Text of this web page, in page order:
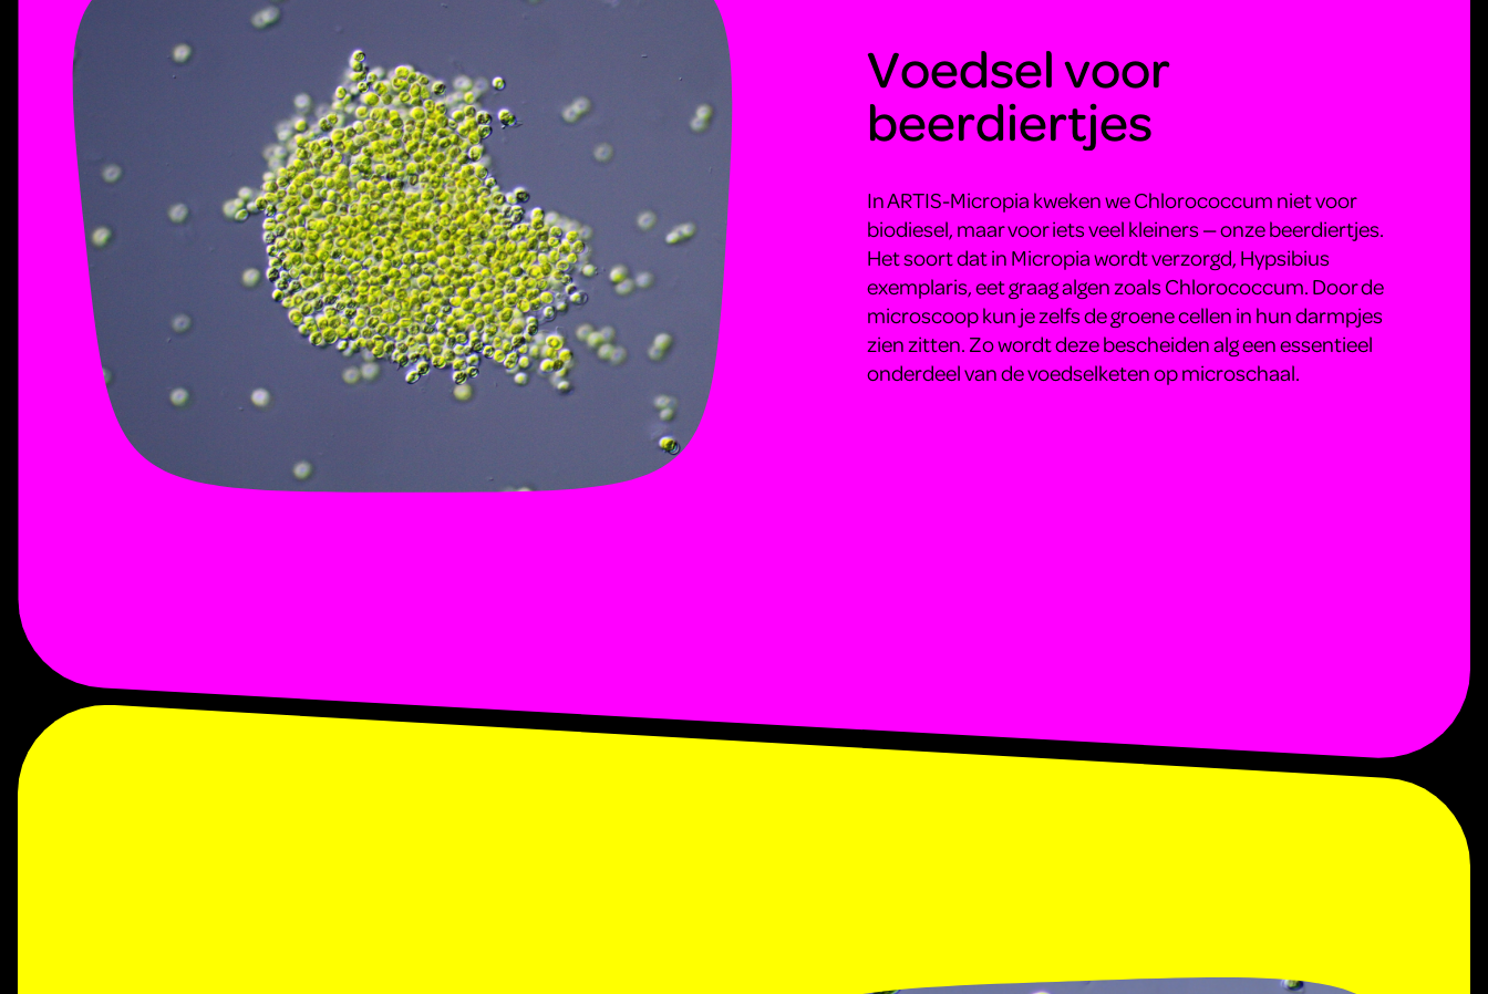
Voedsel voor
beerdiertjes
In ARTIS-Micropia kweken we Chlorococcum niet voor
biodiesel, maar voor iets veel kleiners — onze beerdiertjes.
Het soort dat in Micropia wordt verzorgd, Hypsibius
exemplaris, eet graag algen zoals Chlorococcum. Door de
microscoop kun je zelfs de groene cellen in hun darmpjes
zien zitten. Zo wordt deze bescheiden alg een essentieel
onderdeel van de voedselketen op microschaal.